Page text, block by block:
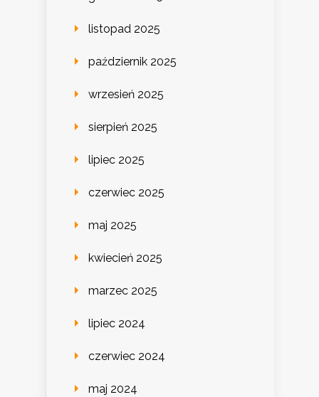
listopad 2025
październik 2025
wrzesień 2025
sierpień 2025
lipiec 2025
czerwiec 2025
maj 2025
kwiecień 2025
marzec 2025
lipiec 2024
czerwiec 2024
maj 2024